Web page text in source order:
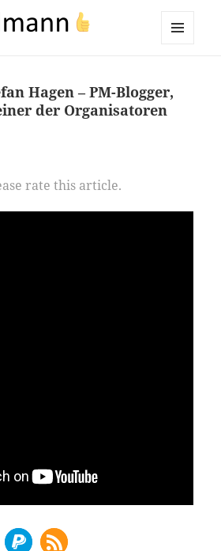
Hagen – PM-Blogger,
der Organisatoren
rate this article.